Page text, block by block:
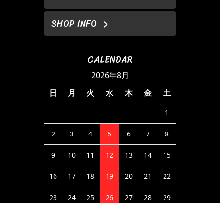
SHOP INFO
CALENDAR
2026年8月
日
月 火 水 木 金 土
1
2 3 4 5 6 7 8
9 10 11 12 13 14 15
16 17 18 19 20 21 22
23 24 25 26 27 28 29